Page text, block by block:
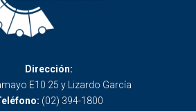
Dirección:
E10 25 y Lizardo García
(02) 394-1800